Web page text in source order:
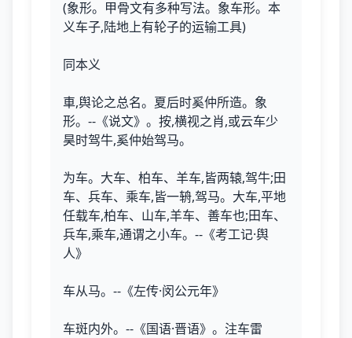
(象形。甲骨文有多种写法。象车形。本
义车子,陆地上有轮子的运输工具)
同本义
車,舆论之总名。夏后时奚仲所造。象
形。--《说文》。按,横视之肖,或云车少
昊时驾牛,奚仲始驾马。
为车。大车、柏车、羊车,皆两辕,驾牛;田
车、兵车、乘车,皆一辀,驾马。大车,平地
任载车,柏车、山车,羊车、善车也;田车、
兵车,乘车,通谓之小车。--《考工记·舆
人》
车从马。--《左传·闵公元年》
车斑内外。--《国语·晋语》。注车雷